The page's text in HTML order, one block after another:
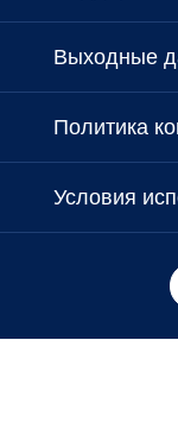
Выходные
Политика
Условия